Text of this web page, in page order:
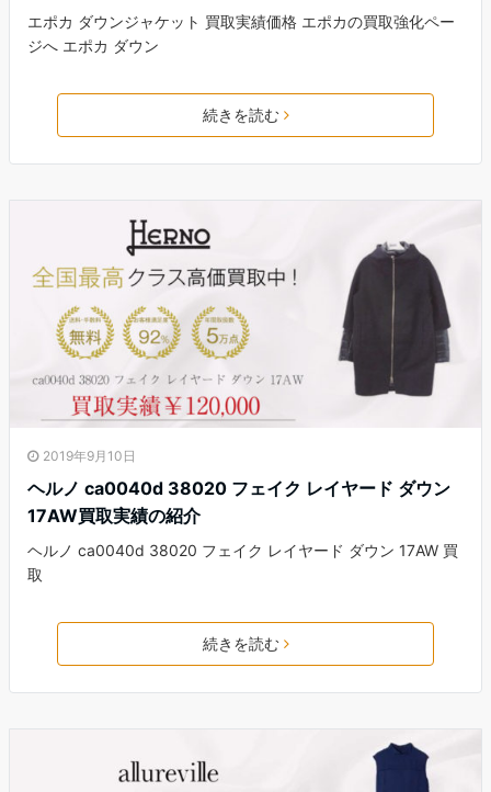
エポカ ダウンジャケット 買取実績価格 エポカの買取強化ペー
ジへ エポカ ダウン
続きを読む
2019年9月10日
ヘルノ ca0040d 38020 フェイク レイヤード ダウン
17AW買取実績の紹介
ヘルノ ca0040d 38020 フェイク レイヤード ダウン 17AW 買
取
続きを読む